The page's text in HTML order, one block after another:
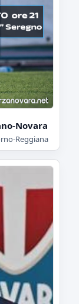
Novara
Reggiana